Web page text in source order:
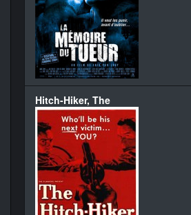
Hitch-Hiker, The